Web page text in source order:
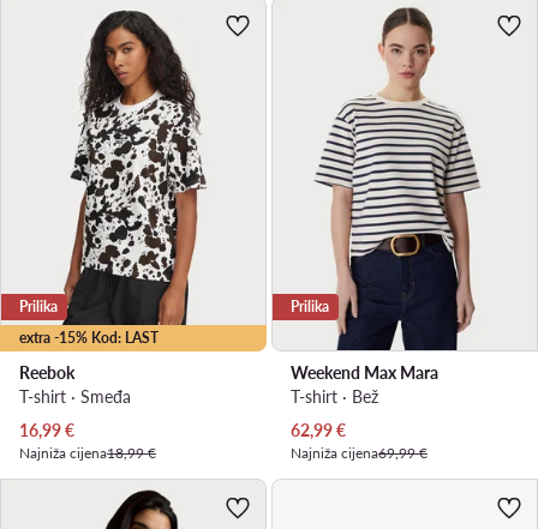
extra -15% Kod: LAST
Prilika
Reebok
T-shirt · Smeđa
Trenutna cijena
16,99€
Najniža cijena18,99 €
Prilika
Weekend Max Mara
T-shirt · Bež
Trenutna cijena
62,99€
Najniža cijena69,99 €